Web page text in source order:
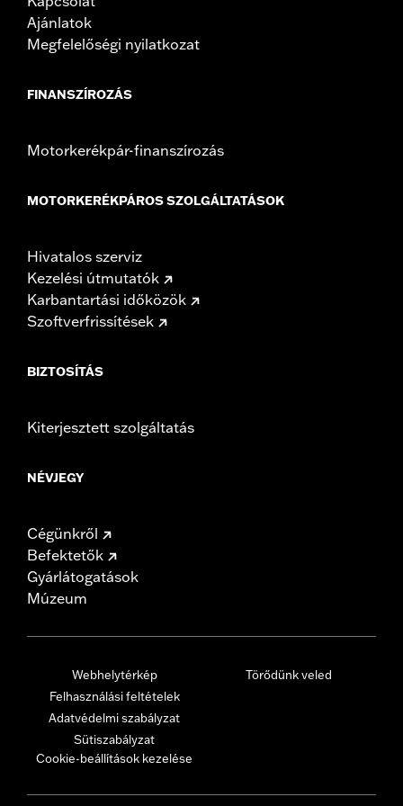
Ajánlatok
Megfelelőségi nyilatkozat
FINANSZÍROZÁS
Motorkerékpár-finanszírozás
MOTORKERÉKPÁROS SZOLGÁLTATÁSOK
Hivatalos szerviz
Kezelési útmutatók
Karbantartási időközök
Szoftverfrissítések
BIZTOSÍTÁS
Kiterjesztett szolgáltatás
NÉVJEGY
Cégünkről
Befektetők
Gyárlátogatások
Múzeum
Webhelytérkép
Felhasználási feltételek
Adatvédelmi szabályzat
Sütiszabályzat
Cookie-beállítások kezelése
Törődünk veled